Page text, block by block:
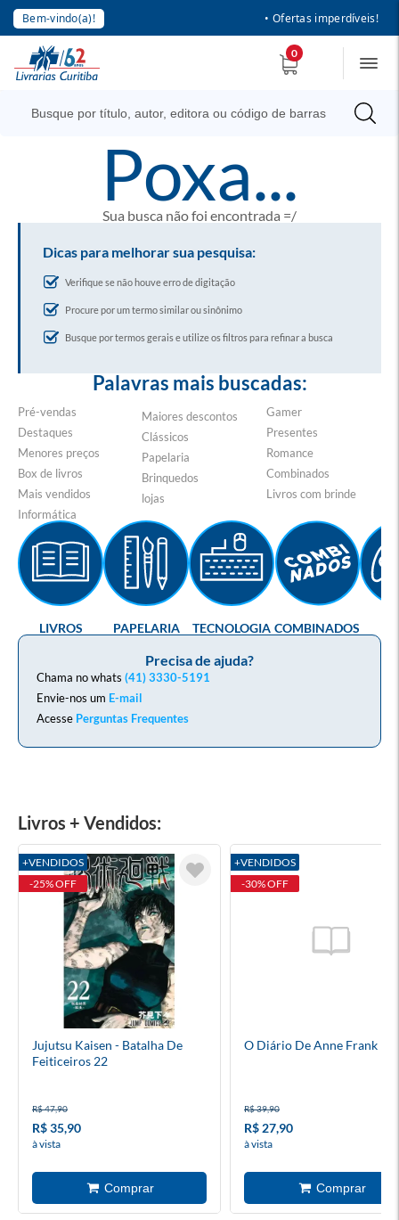
Bem-vindo(a)! • Ofertas imperdíveis!
0
poxa...
Sua busca não foi encontrada =/
Dicas para melhorar sua pesquisa:
Verifique se não houve erro de digitação
Procure por um termo similar ou sinônimo
Busque por termos gerais e utilize os filtros para refinar a busca
Palavras mais buscadas:
Pré-vendas
Destaques
Menores preços
Box de livros
Mais vendidos
Informática
Maiores descontos
Clássicos
Papelaria
Brinquedos
lojas
Gamer
Presentes
Romance
Combinados
Livros com brinde
Precisa de ajuda?
Chama no whats (41) 3330-5191
Envie-nos um E-mail
Acesse Perguntas Frequentes
LIVROS PAPELARIA TECNOLOGIA COMBINADOS
Livros + Vendidos:
+VENDIDOS
-25% OFF
Jujutsu Kaisen - Batalha De
Feiticeiros 22
R$ 47,90
R$ 35,90
à vista
+VENDIDOS
-30% OFF
O Diário De Anne Frank
R$ 39,90
R$ 27,90
à vista